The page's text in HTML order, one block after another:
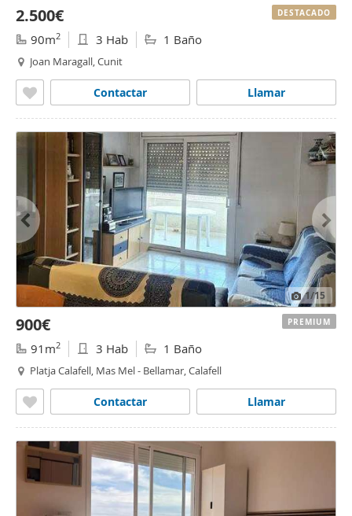
2.500€
90m2 3 Hab 1 Baño
Joan Maragall, Cunit
Llamar
Contactar
DESTACADO
1/15
900€
91m2 3 Hab 1 Baño
Platja Calafell, Mas Mel - Bellamar, Calafell
Llamar
Contactar
PREMIUM